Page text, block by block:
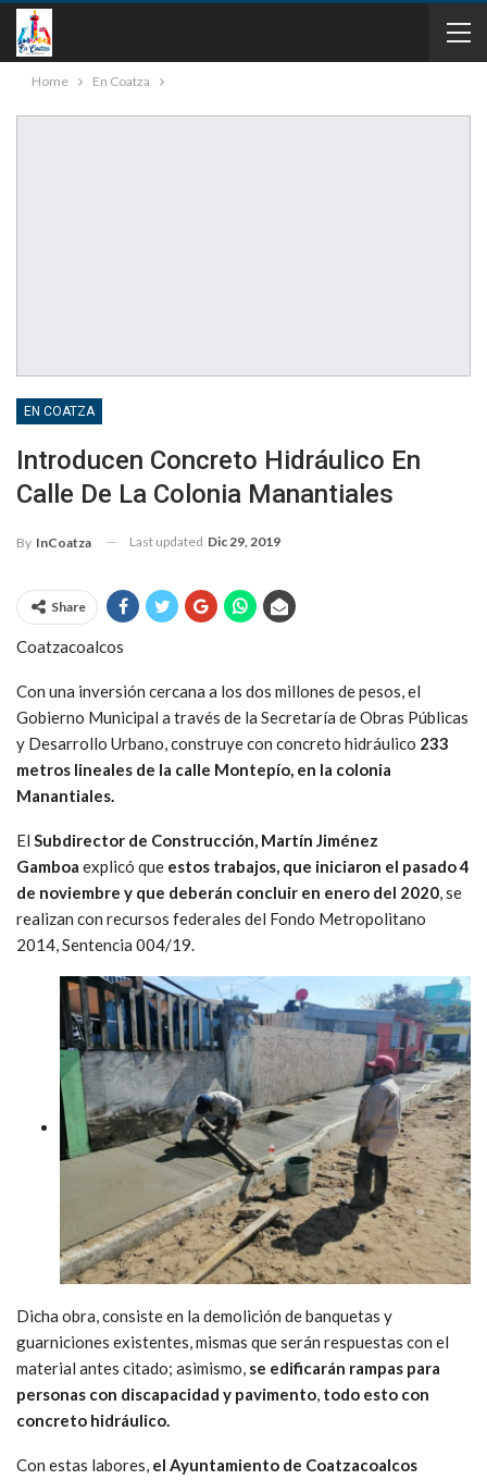
Home En Coatza
EN COATZA
Introducen Concreto Hidráulico En
Calle De La Colonia Manantiales
By InCoatza Last updated Dic 29, 2019
Share
Coatzacoalcos
Con una inversión cercana a los dos millones de pesos, el
Gobierno Municipal a través de la Secretaría de Obras Públicas
y Desarrollo Urbano, construye con concreto hidráulico 233
metros lineales de la calle Montepío, en la colonia
Manantiales.
El Subdirector de Construcción, Martín Jiménez
Gamboa explicó que estos trabajos, que iniciaron el pasado 4
de noviembre y que deberán concluir en enero del 2020, se
realizan con recursos federales del Fondo Metropolitano
2014, Sentencia 004/19.
Dicha obra, consiste en la demolición de banquetas y
guarniciones existentes, mismas que serán respuestas con el
material antes citado; asimismo, se edificarán rampas para
personas con discapacidad y pavimento, todo esto con
concreto hidráulico.
Con estas labores, el Ayuntamiento de Coatzacoalcos